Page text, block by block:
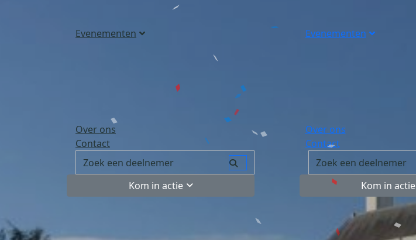
Evenementen
Over ons
Contact
Kom in actie
Evenementen
Over ons
Contact
Kom in actie